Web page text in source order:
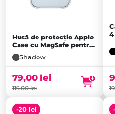
Husă de protecție Apple
Case cu MagSafe pentru
iPhone Air, Frost
Shadow
119,00lei
79,00 lei
4
-20 lei